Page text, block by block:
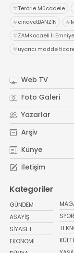
#Terörle Mücadele
#cinayetBANZİN #
#ZAMKocaeli İl
#uyarıcı madde
Web TV
Foto Galeri
Yazarlar
Arşiv
Künye
İletişim
Kategoriler
GÜNDEM
ASAYİŞ
SİYASET
EKONOMİ
SPOR